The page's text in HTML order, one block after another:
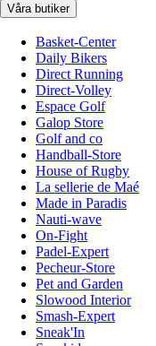
Våra butiker
Basket-Center
Daily Bikers
Direct Running
Direct-Volley
Espace Golf
Galop Store
Golf and co
Handball-Store
House of Rugby
La sellerie de Maé
Made in Paradis
Nauti-wave
On-Fight
Padel-Expert
Pecheur-Store
Pet and Garden
Slowood Interior
Smash-Expert
Sneak'In